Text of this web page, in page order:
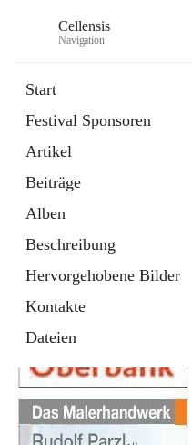
Cellensis
Navigation
Start
Festival Sponsoren
Artikel
Beiträge
Alben
Beschreibung
Hervorgehobene Bilder
Kontakte
Dateien
Festival Sponsoren